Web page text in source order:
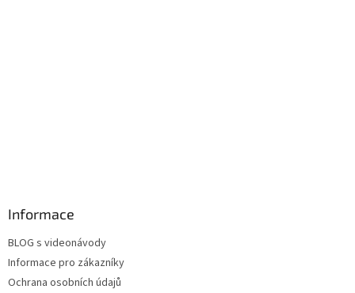
Informace
BLOG s videonávody
Informace pro zákazníky
Ochrana osobních údajů